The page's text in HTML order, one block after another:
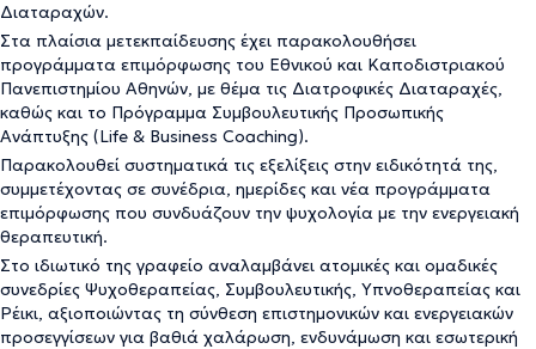
Διαταραχών.
Στα πλαίσια μετεκπαίδευσης έχει παρακολουθήσει
προγράμματα επιμόρφωσης του Εθνικού και Καποδιστριακού
Πανεπιστημίου Αθηνών, με θέμα τις Διατροφικές Διαταραχές,
καθώς και το Πρόγραμμα Συμβουλευτικής Προσωπικής
Ανάπτυξης (Life & Business Coaching).
Παρακολουθεί συστηματικά τις εξελίξεις στην ειδικότητά της,
συμμετέχοντας σε συνέδρια, ημερίδες και νέα προγράμματα
επιμόρφωσης που συνδυάζουν την ψυχολογία με την ενεργειακή
θεραπευτική.
Στο ιδιωτικό της γραφείο αναλαμβάνει ατομικές και ομαδικές
συνεδρίες Ψυχοθεραπείας, Συμβουλευτικής, Υπνοθεραπείας και
Ρέικι, αξιοποιώντας τη σύνθεση επιστημονικών και ενεργειακών
προσεγγίσεων για βαθιά χαλάρωση, ενδυνάμωση και εσωτερική